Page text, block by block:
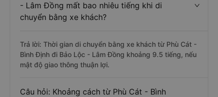
- Lâm Đồng mất bao nhiêu tiếng khi di
chuyển bằng xe khách?
Trả lời: Thời gian di chuyển bằng xe khách từ Phù Cát -
Bình Định đi Bảo Lộc - Lâm Đồng khoảng 9.5 tiếng, nếu
mật độ giao thông thuận lợi.
Câu hỏi: Khoảng cách từ Phù Cát - Bình